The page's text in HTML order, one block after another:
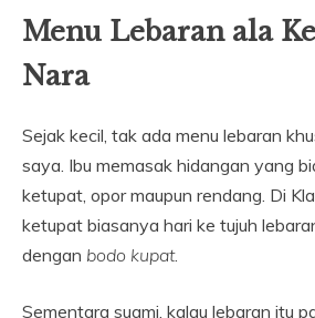
Menu Lebaran ala
Nara
Sejak kecil, tak ada menu lebaran
saya. Ibu memasak hidangan yang
ketupat, opor maupun rendang. Di
ketupat biasanya hari ke tujuh
dengan bodo kupat.
Sementara suami, kalau lebaran itu